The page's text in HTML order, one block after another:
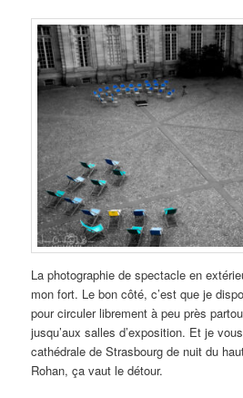
La photographie de spectacle en
mon fort. Le bon côté, c’est que je
pour circuler librement à peu près
jusqu’aux salles d’exposition. Et je
cathédrale de Strasbourg de nuit du
Rohan, ça vaut le détour.